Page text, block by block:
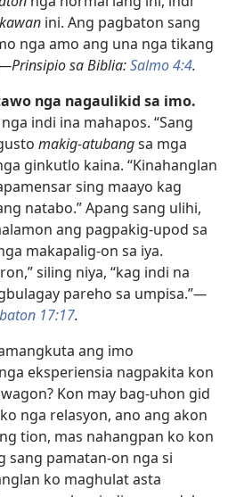
ini. Ang pagbaton sang
nga amo ang una nga tikang
sa Biblia:Salmo 4:4.
nga nagaulikid sa imo.
indi ina mahapos. “Sang
makig-atubangsa mga
ginkutlo kaina. “Kinahanglan
sing maayo kag
natabo.” Apang sang ulihi,
ang pagpakig-upod sa
makapalig-on sa iya.
siling niya, “kag indi na
pareho sa umpisa.”—
17:17.
ang imo
eksperiensia nagpakita kon
Kon may bag-uhon gid
nga relasyon, ano ang akon
tion, mas nahangpan ko kon
sang pamatan-on nga si
ko maghulat asta